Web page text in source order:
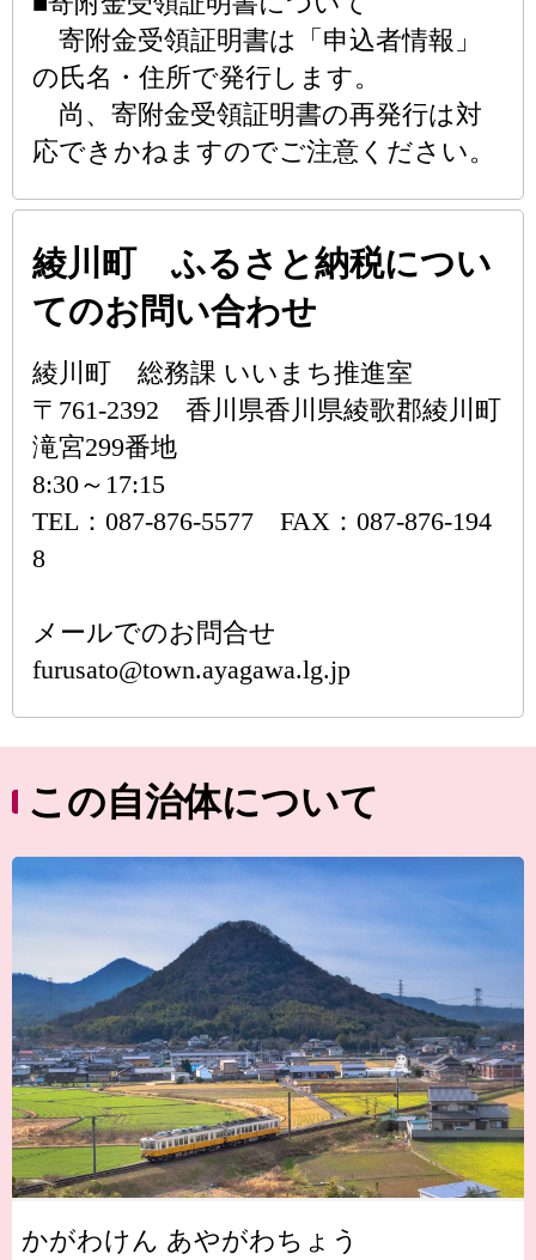
寄附金受領証明書は「申込者情報」
の氏名・住所で発行します。
尚、寄附金受領証明書の再発行は対
応できかねますのでご注意ください。
綾川町 ふるさと納税につい
てのお問い合わせ
綾川町 総務課 いいまち推進室
〒761-2392 香川県香川県綾歌郡綾川町
滝宮299番地
8:30～17:15
TEL：087-876-5577 FAX：087-876-194
8
メールでのお問合せ
furusato@town.ayagawa.lg.jp
この自治体について
かがわけん あやがわちょう